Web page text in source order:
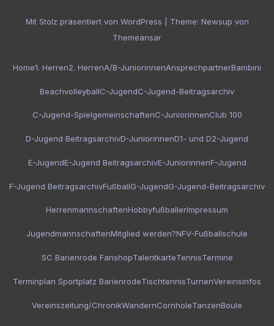
Mit Stolz präsentiert von WordPress Theme: Newsup von
Themeansar
Home1. Herren2. HerrenA/B-JuniorinnenAnsprechpartnerBambini
BeachvolleyballC-JugendC-Jugend-Beitragsarchiv
C-Jugend-SpielgemeinschaftenC-JuniorinnenClub 100
D-Jugend BeitragsarchivD-JuniorinnenD1- und D2-Jugend
E-JugendE-Jugend BeitragsarchivE-JuniorinnenF-Jugend
F-Jugend BeitragsarchivFußballG-JugendG-Jugend-Beitragsarchiv
HerrenmannschaftenHobbyfußballerImpressum
JugendmannschaftenMitglied werden?NFV-Fußballschule
SC Barienrode FanshopTalentkarteTennisTermine
Terminplan Sportplatz BarienrodeTischtennisTurnenVereinsinfos
Vereinszeitung/ChronikWandernCornholeTanzenBoule